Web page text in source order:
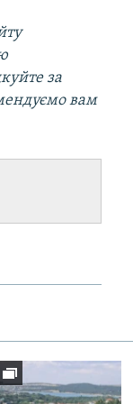
за
вам